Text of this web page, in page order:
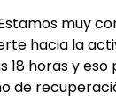
muy
hacia la
18 horas y
de